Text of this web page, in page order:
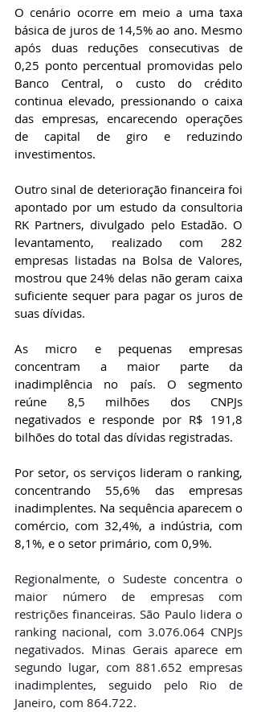
O cenário ocorre em meio a uma taxa
básica de juros de 14,5% ao ano. Mesmo
após duas reduções consecutivas de
0,25 ponto percentual promovidas pelo
Banco Central, o custo do crédito
continua elevado, pressionando o caixa
das empresas, encarecendo operações
de capital de giro e reduzindo
investimentos.
Outro sinal de deterioração financeira foi
apontado por um estudo da consultoria
RK Partners, divulgado pelo Estadão. O
levantamento, realizado com 282
empresas listadas na Bolsa de Valores,
mostrou que 24% delas não geram caixa
suficiente sequer para pagar os juros de
suas dívidas.
As micro e pequenas empresas
concentram a maior parte da
inadimplência no país. O segmento
reúne 8,5 milhões dos CNPJs
negativados e responde por R$ 191,8
bilhões do total das dívidas registradas.
Por setor, os serviços lideram o ranking,
concentrando 55,6% das empresas
inadimplentes. Na sequência aparecem o
comércio, com 32,4%, a indústria, com
8,1%, e o setor primário, com 0,9%.
Regionalmente, o Sudeste concentra o
maior número de empresas com
restrições financeiras. São Paulo lidera o
ranking nacional, com 3.076.064 CNPJs
negativados. Minas Gerais aparece em
segundo lugar, com 881.652 empresas
inadimplentes, seguido pelo Rio de
Janeiro, com 864.722.